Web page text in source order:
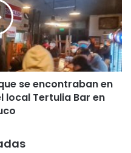
se encontraban en
local Tertulia Bar en